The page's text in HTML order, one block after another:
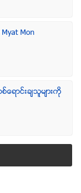
Mon
ေရာင္းခ်သူမ်ားကို